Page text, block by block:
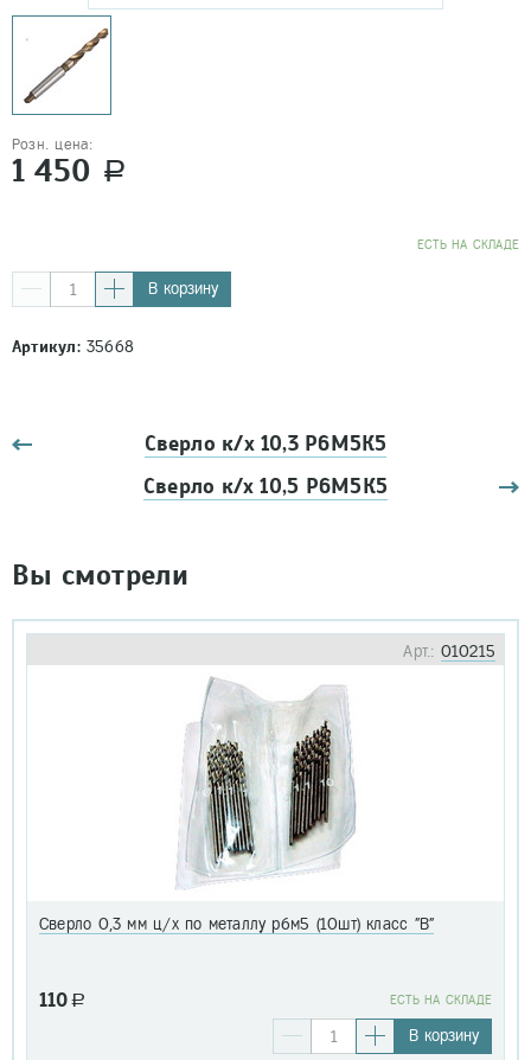
Розн. цена:
1 450 a
EСТЬ НА СКЛАДЕ
В корзину
Артикул:35668
Сверло к/х 10,3 Р6М5К5
Сверло к/х 10,5 Р6М5К5
Вы смотрели
Арт.: 010215
Сверло 0,3 мм ц/х по металлу р6м5 (10шт) класс "В"
110 a EСТЬ НА СКЛАДЕ
В корзину